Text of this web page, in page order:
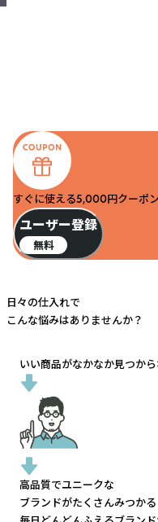
すぐに使える5,000円クーポン
ユーザー登録
無料
日々の仕入れで
こんな悩みはありませんか？
いい商品がなかなか見つか
高品質でユニークな
ブランドがたくさんみつかる